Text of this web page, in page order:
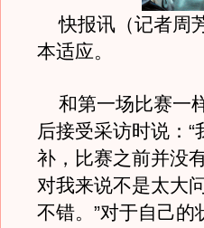
快报讯（记者周
本适应。
和第一场比赛一
后接受采访时说：
补，比赛之前并没
对我来说不是太大
不错。”对于自己